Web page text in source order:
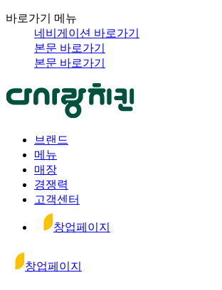
바로가기 메뉴
네비게이션 바로가기
본문 바로가기
본문 바로가기
브랜드
메뉴
매장
경쟁력
고객센터
창업페이지
창업페이지